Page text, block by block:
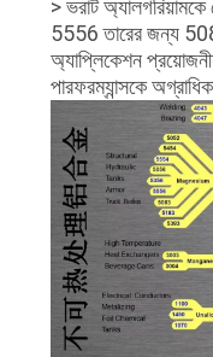
> ভরাট
5556 তারের জন্য
অ্যাপ্লিকেশন
পারফরম্যান্সকে